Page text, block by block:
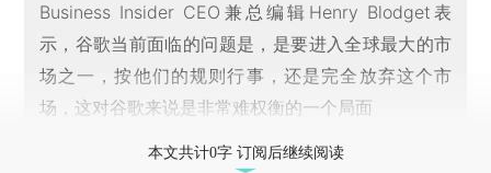
Business Insider CEO兼总编辑Henry Blodget表
示，谷歌当前面临的问题是，是要进入全球最大的市
场之一，按他们的规则行事，还是完全放弃这个市
场，这对谷歌来说是非常难权衡的一个局面
本文共计0字 订阅后继续阅读